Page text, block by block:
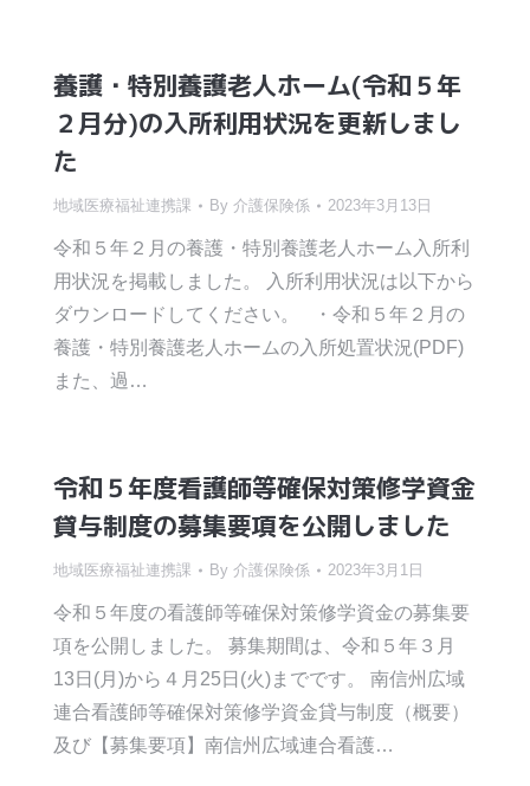
養護・特別養護老人ホーム(令和５年
２月分)の入所利用状況を更新しまし
た
地域医療福祉連携課 By 介護保険係 2023年3月13日
令和５年２月の養護・特別養護老人ホーム入所利
用状況を掲載しました。 入所利用状況は以下から
ダウンロードしてください。 ・令和５年２月の
養護・特別養護老人ホームの入所処置状況(PDF)
また、過…
令和５年度看護師等確保対策修学資金
貸与制度の募集要項を公開しました
地域医療福祉連携課 By 介護保険係 2023年3月1日
令和５年度の看護師等確保対策修学資金の募集要
項を公開しました。 募集期間は、令和５年３月
13日(月)から４月25日(火)までです。 南信州広域
連合看護師等確保対策修学資金貸与制度（概要）
及び【募集要項】南信州広域連合看護…